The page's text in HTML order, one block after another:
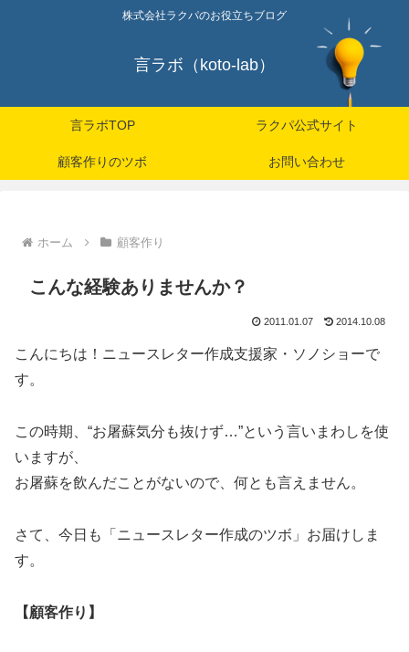
株式会社ラクパのお役立ちブログ
言ラボ（koto-lab）
言ラボTOP ラクパ公式サイト
顧客作りのツボ お問い合わせ
ホーム 顧客作り
こんな経験ありませんか？
2011.01.07 2014.10.08
こんにちは！ニュースレター作成支援家・ソノショーで
す。
この時期、“お屠蘇気分も抜けず…”という言いまわしを使
いますが、
お屠蘇を飲んだことがないので、何とも言えません。
さて、今日も「ニュースレター作成のツボ」お届けしま
す。
【顧客作り】